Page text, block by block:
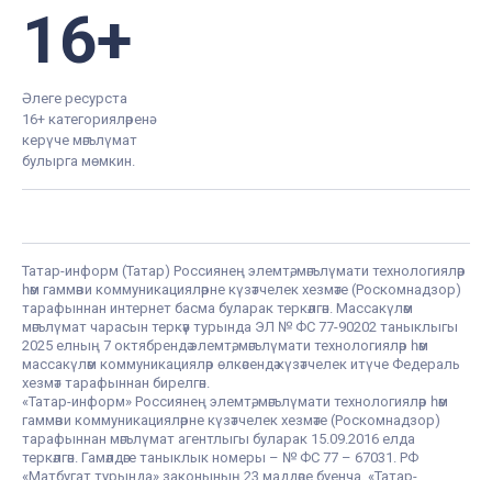
16+
Әлеге ресурста
16+ категорияләренә
керүче мәгълүмат
булырга мөмкин.
Татар-информ (Татар) Россиянең элемтә, мәгълүмати технологияләр
һәм гаммәви коммуникацияләрне күзәтчелек хезмәте (Роскомнадзор)
тарафыннан интернет басма буларак теркәлгән. Массакүләм
мәгълүмат чарасын теркәү турында ЭЛ № ФС 77-90202 таныклыгы
2025 елның 7 октябрендә элемтә, мәгълүмати технологияләр һәм
массакүләм коммуникацияләр өлкәсендә күзәтчелек итүче Федераль
хезмәт тарафыннан бирелгән.
«Татар-информ» Россиянең элемтә, мәгълүмати технологияләр һәм
гаммәви коммуникацияләрне күзәтчелек хезмәте (Роскомнадзор)
тарафыннан мәгълүмат агентлыгы буларак 15.09.2016 елда
теркәлгән. Гамәлдәге таныклык номеры – № ФС 77 – 67031. РФ
«Матбугат турында» законының 23 маддәсе буенча, «Татар-